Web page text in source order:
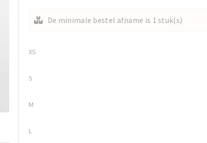
De minimale bestel afname is 1 stuk(s)
XS
S
M
L